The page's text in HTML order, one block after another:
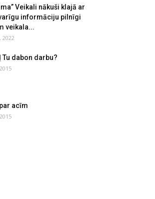
Veikali nākuši klajā ar
informāciju pilnīgi
veikala...
2022
Tu dabon darbu?
acīm